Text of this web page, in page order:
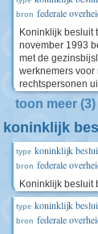
bron federale
Koninklijk besluit
november 1993
met de
werknemers
rechtspersonen
toon meer (3)
koninklijk
type koninklijk
bron federale
Koninklijk besluit
type koninklijk
bron federale